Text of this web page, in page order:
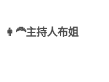
👩‍🦰主持人布姐